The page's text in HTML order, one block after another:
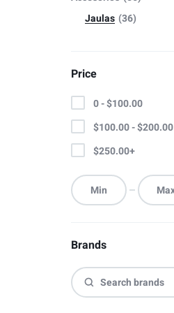
Jaulas 36
Price
0 -$100.00
$100.00-$200.00
$250.00+
Brands